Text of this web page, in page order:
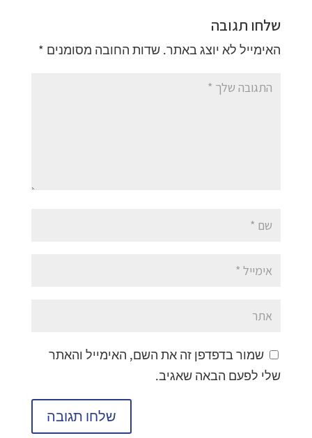
שלחו תגובה
האימייל לא יוצג באתר. שדות החובה מסומנים *
שמור בדפדפן זה את השם, האימייל והאתר
שלי לפעם הבאה שאגיב.